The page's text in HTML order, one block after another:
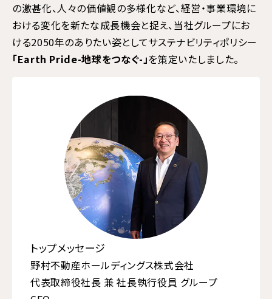
の激甚化、人々の価値観の多様化など、経営・事業環境に
おける変化を新たな成長機会と捉え、当社グループにお
ける2050年のありたい姿としてサステナビリティポリシー
「Earth Pride-地球をつなぐ-」を策定いたしました。
トップメッセージ
野村不動産ホールディングス株式会社
代表取締役社長 兼 社長執行役員 グループ